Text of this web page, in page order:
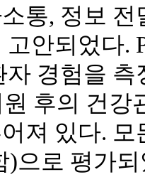
통, 정보
안되었다.
자 경험을
원 후의 건
져 있다.
)으로 평가